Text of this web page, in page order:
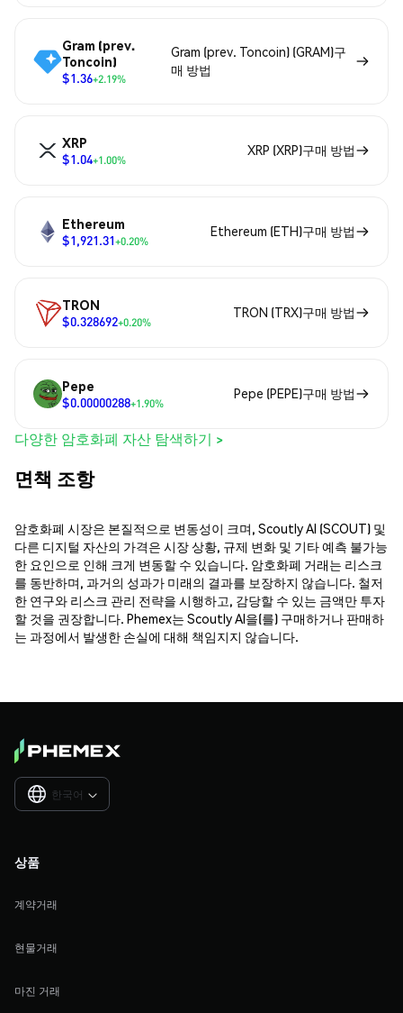
Gram (prev.
Toncoin)
$1.36+2.19%
Gram (prev. Toncoin) (GRAM)구
매 방법
XRP
$1.04+1.00%
XRP (XRP)구매 방법
Ethereum
$1,921.31+0.20%
Ethereum (ETH)구매 방법
TRON
$0.328692+0.20%
TRON (TRX)구매 방법
Pepe
$0.00000288+1.90%
Pepe (PEPE)구매 방법
다양한 암호화폐 자산 탐색하기 >
면책 조항
암호화폐 시장은 본질적으로 변동성이 크며, Scoutly AI (SCOUT) 및
다른 디지털 자산의 가격은 시장 상황, 규제 변화 및 기타 예측 불가능
한 요인으로 인해 크게 변동할 수 있습니다. 암호화폐 거래는 리스크
를 동반하며, 과거의 성과가 미래의 결과를 보장하지 않습니다. 철저
한 연구와 리스크 관리 전략을 시행하고, 감당할 수 있는 금액만 투자
할 것을 권장합니다. Phemex는 Scoutly AI을(를) 구매하거나 판매하
는 과정에서 발생한 손실에 대해 책임지지 않습니다.
한국어 
상품
계약거래
현물거래
마진 거래